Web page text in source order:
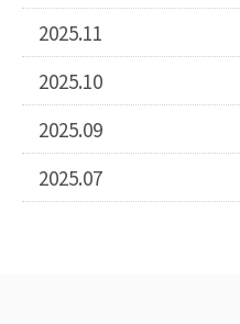
2025.11
2025.10
2025.09
2025.07